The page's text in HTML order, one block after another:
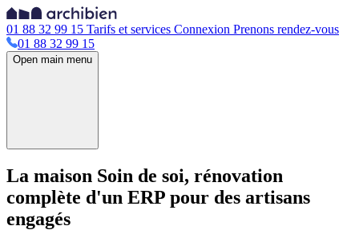
01 88 32 99 15 Tarifs et services Connexion Prenons rendez-vous
01 88 32 99 15
Open main menu
La maison Soin de soi, rénovation
complète d'un ERP pour des artisans
engagés